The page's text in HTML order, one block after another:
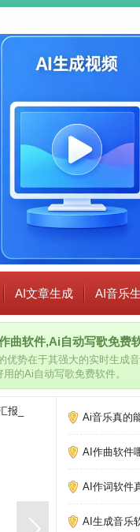
AI文章生成 AI音乐
曲软件,Ai自动写歌免费
优势在于其强大的实时生成
的Ai自动写歌免费软件。
Ai音乐真的
AI作曲软件
AI作词软件
AI生成音乐